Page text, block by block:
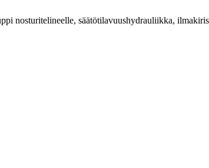
nosturitelineelle, säätötilavuushydrauliikka,